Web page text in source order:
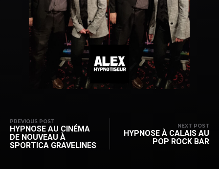
PREVIOUS POST
HYPNOSE AU CINÉMA
DE NOUVEAU À
SPORTICA GRAVELINES
NEXT POST
HYPNOSE À CALAIS AU
POP ROCK BAR